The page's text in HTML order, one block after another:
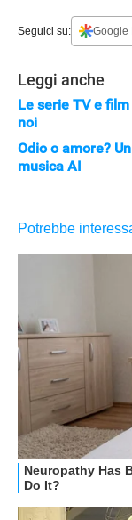
Seguici su: Google
Leggi anche
Le serie TV e
noi
Odio o amore?
musica AI